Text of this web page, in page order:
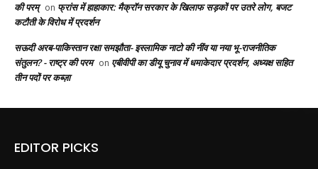
की परम् on फ्रांस में हाहाकार: मैक्रॉन सरकार के खिलाफ सड़कों पर उतरे लोग, बजट
कटौती के विरोध में प्रदर्शन
सऊदी अरब-पाकिस्तान रक्षा समझौता- इस्लामिक नाटो की नींव या नया भू-राजनीतिक
संतुलन? - राष्ट्र की परम on एबीवीपी का डीयू चुनाव में धमाकेदार प्रदर्शन, अध्यक्ष सहित
तीन पदों पर कब्ज़ा
EDITOR PICKS